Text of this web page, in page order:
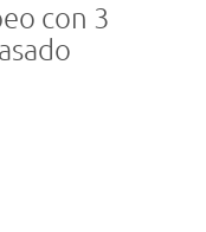
con 3